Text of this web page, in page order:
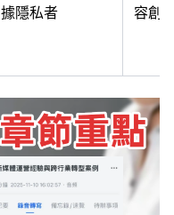
據隱私者
容創